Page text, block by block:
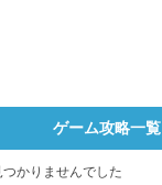
ゲーム攻略一覧
かりませんでした